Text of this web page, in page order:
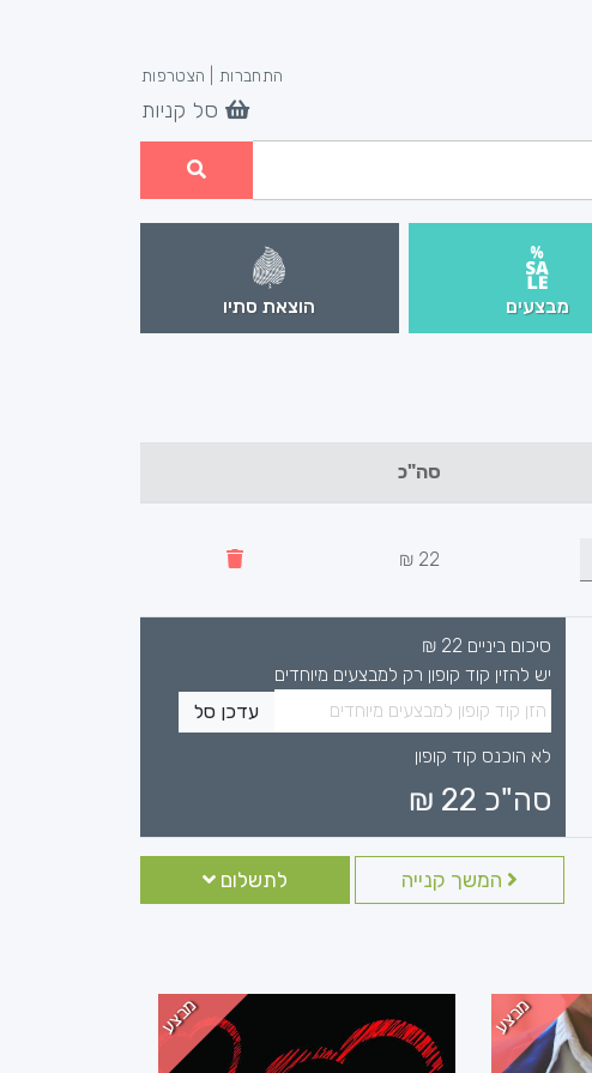
התחברות הצטרפות
סל קניות
מבצעים הוצאת סתיו
סה"כ
22 ₪
סיכום ביניים 22
₪
יש להזין קוד קופון רק למבצעים מיוחדים
עדכן סל
לא הוכנס קוד קופון
סה"כ 22
₪
המשך קנייה לתשלום
מבצע מבצע